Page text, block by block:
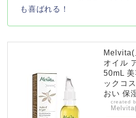
も喜ばれる！
Melvita(
オイル
50mL
ックコ
おい 保
created